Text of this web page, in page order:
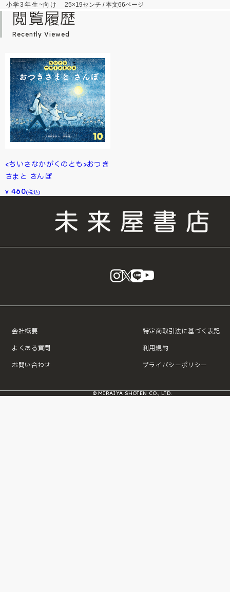
小学3年生~向け 25×19センチ / 本文66ページ
閲覧履歴
Recently Viewed
<ちいさなかがくのとも>おつき
さまと さんぽ
¥ 460(税込)
instagram
X LINE
会社概要
よくある質問
お問い合わせ
特定商取引法に基づく表記
利用規約
プライバシーポリシー
© MIRAIYA SHOTEN CO., LTD.